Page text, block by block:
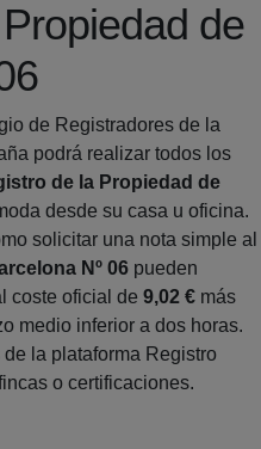
de
de Registradores de la
podrá realizar todos los
de la Propiedad de
desde su casa u oficina.
solicitar una nota simple al
Nº 06 pueden
coste oficial de 9,02 € más
medio inferior a dos horas.
la plataforma Registro
o certificaciones.